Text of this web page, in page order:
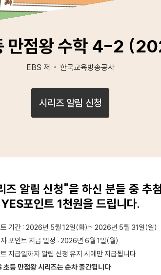
만점왕 수학 4-2
EBS 저 한국교육방송공사
시리즈 알림 신청
즈 알림 신청"을 하신 분들 중 추
YES포인트 1천원을 드립니다.
기간 : 2026년 5월 12일(화)~ 2026년 5월 31일(일)
포인트 지급 일정 : 2026년 6월 1일(월)
지급일까지 알림 신청 유지 시에만 지급됩니다.
초등 만점왕 시리즈는 순차 출간됩니다